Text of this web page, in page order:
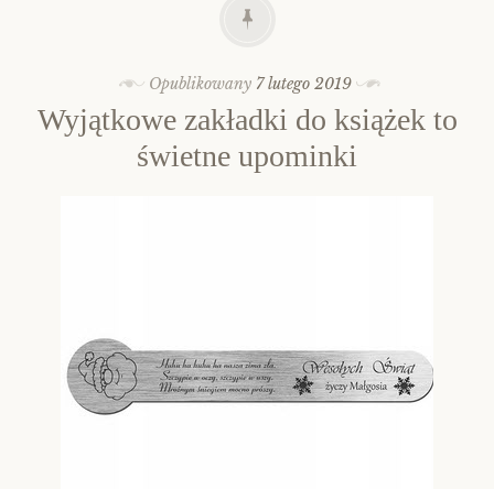
Opublikowany 7 lutego 2019
Wyjątkowe zakładki do książek to
świetne upominki